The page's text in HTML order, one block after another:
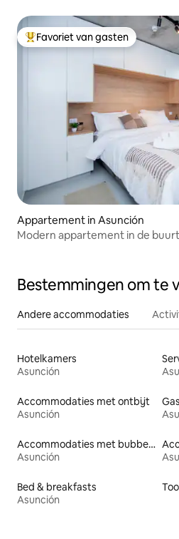
Topfavoriet van gasten
Favoriet van gasten
Appartement in Asunción
Modern appartement in de
Bestemmingen om te
Andere accommodaties
Hotelkamers
Asunción
Accommodaties met ontbijt
Asunción
Accommodaties met bubbelbad
Asunción
Bed & breakfasts
Asunción